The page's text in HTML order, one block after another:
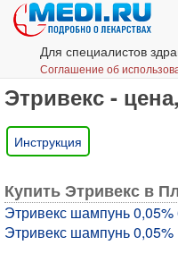
Для специалистов
Соглашение об
Этривекс -
Инструкция
Купить Этривекс в
Этривекс шампунь 0,05%
Этривекс шампунь 0,05%